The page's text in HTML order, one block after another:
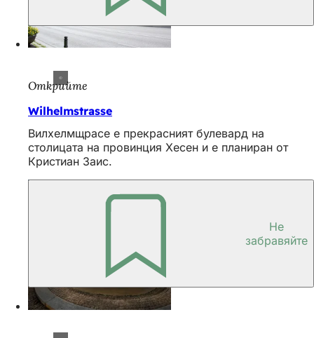
Открийте
Wilhelmstrasse
Вилхелмщрасе е прекрасният булевард на
столицата на провинция Хесен и е планиран от
Кристиан Заис.
Не
забравяйте